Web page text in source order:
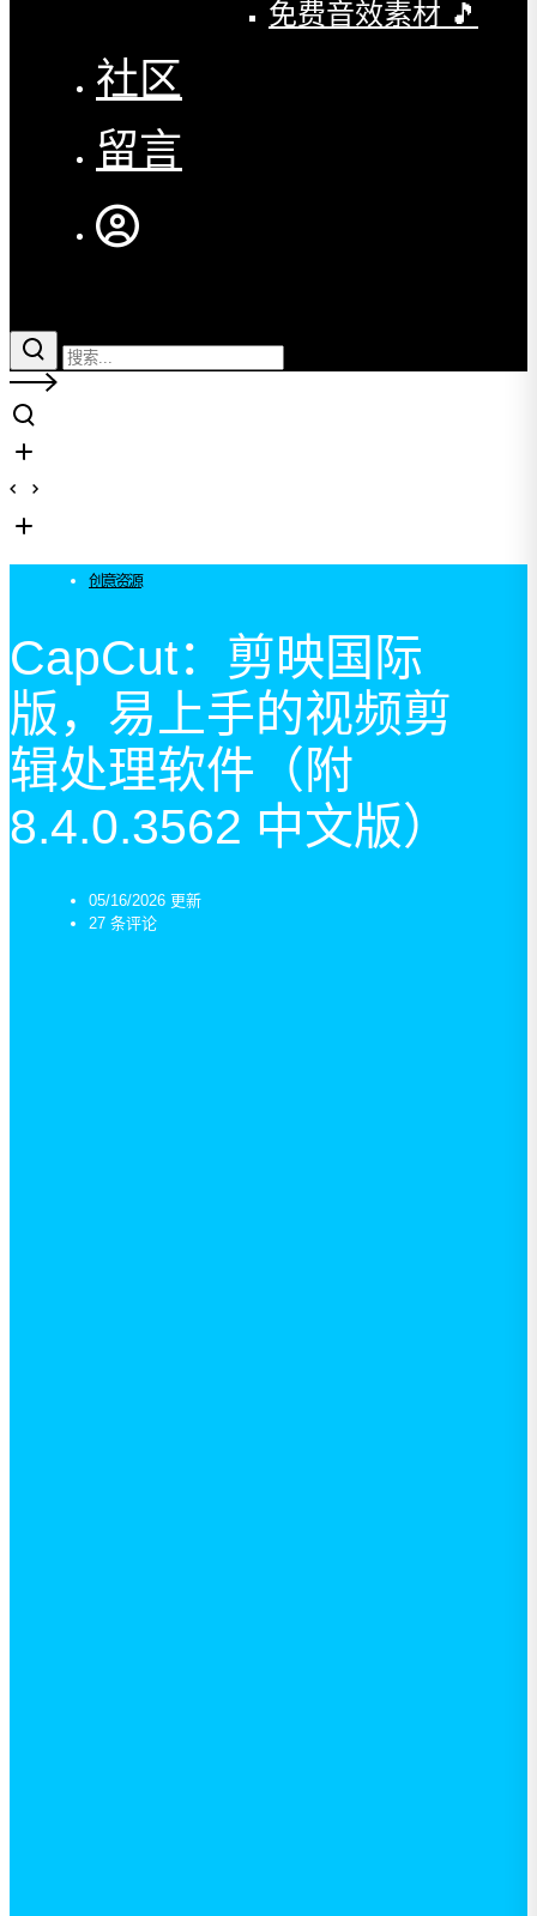
免费音效素材 🎵
社区
留言
创意资源
CapCut：剪映国际
版，易上手的视频剪
辑处理软件（附
8.4.0.3562 中文版）
05/16/2026 更新
27 条评论